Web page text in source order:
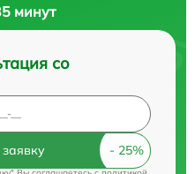
минут
со